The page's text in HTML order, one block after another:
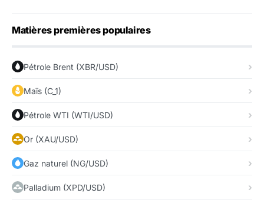
Matières premières populaires
Pétrole Brent (XBR/USD)
Maïs (C_1)
Pétrole WTI (WTI/USD)
Or (XAU/USD)
Gaz naturel (NG/USD)
Palladium (XPD/USD)